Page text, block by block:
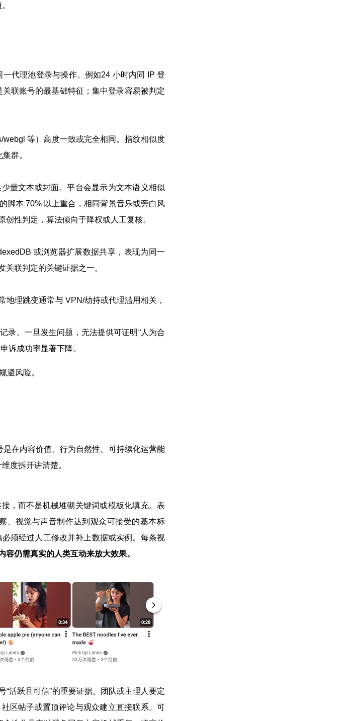
代理池登录与操作。例如24 小时内同 IP 登
联账号的最基础特征；集中登录容易被判定
等）高度一致或完全相同。指纹相似度
群。
量文本或封面。平台会显示为文本语义相似
脚本 70% 以上重合，相同背景音乐或旁白风
性判定，算法倾向于降权或人工复核。
或浏览器扩展数据共享，表现为同一
联判定的关键证据之一。
理跳变通常与 VPN/劫持或代理滥用相关，
录。一旦发生问题，无法提供可证明“人为合
诉成功率显著下降。
避风险。
在内容价值、行为自然性、可持续化运营能
度拆开讲清楚。
，而不是机械堆砌关键词或模板化填充。表
、视觉与声音制作达到观众可接受的基本标
须经过人工修改并补上数据或实例。每条视
容仍需真实的人类互动来放大效果。
活跃且可信”的重要证据。团队或主理人要定
区帖子或置顶评论与观众建立直接联系。可